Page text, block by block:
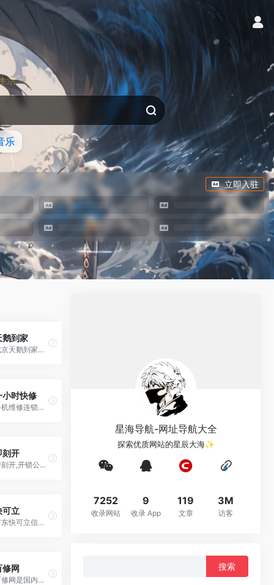
活
乐
立即入驻
鹅到家
北京天鹅到家为您提供专业、便捷、安心的标准化到家服务，主要包括家电维修、汽车养护、健康美食、保姆月嫂服务、便民服务、丽人美甲、搬家速运等专业服务， 北京天鹅到家，简单、美好、轻松的全新生活方式。
小时快修
手机维修连锁运营品牌，直营运营手机维修门店整店输出，中国手机维修行业规模大、覆盖范围广，行业领先的高新技术企业！一小时快修致力于打造百万营收手机维 修单店！
刻开
即刻开,开锁公司信息发布平台,提供24小时上门开锁/换锁/修锁,汽车开锁,配汽车钥匙,保险柜开锁和防盗门开锁换锁芯、指纹锁安装/开锁公司电话等服务,专业靠谱！
可立
广东快可立信息科技有限公司（简称：快可立全国联保）成立于2013年，总部设立于中国改革开放的前沿阵地、中国家电之乡——广东顺德。
修网
百修网是国内专业的维修服务平台，涉及家用电器维修、房屋维修、家具维修、手机电脑维修、办公设备维修等。以要维修，上百修为口号，致力于为用户解决各类维 修烦恼！
星海导航-网址导航大全
探索优质网站的星辰大海✨
7252
收录网站
9
收录 App
119
文章
3M
访客